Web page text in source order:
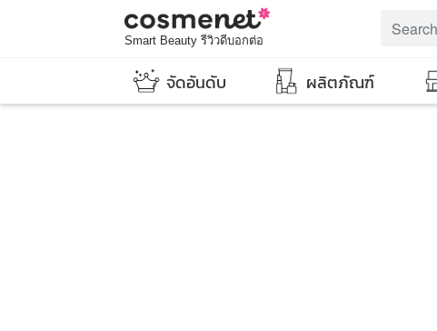
Smart Beauty รีวิวดีบอกต่อ
จัดอันดับ ผลิตภัณฑ์